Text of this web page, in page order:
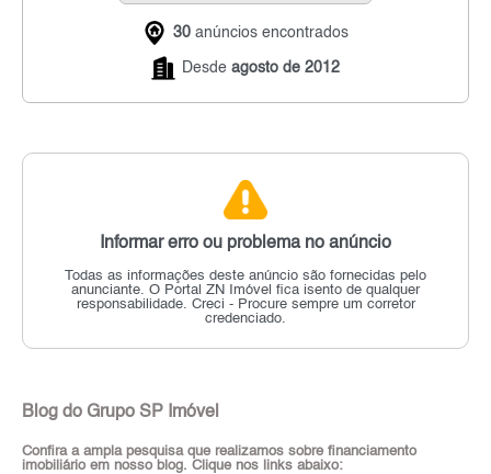
30 anúncios encontrados
Desde agosto de 2012
Informar erro ou problema no anúncio
Todas as informações deste anúncio são fornecidas pelo
anunciante. O Portal ZN Imóvel fica isento de qualquer
responsabilidade. Creci - Procure sempre um corretor
credenciado.
Blog do Grupo SP Imóvel
Confira a ampla pesquisa que realizamos sobre financiamento
imobiliário em nosso blog. Clique nos links abaixo: